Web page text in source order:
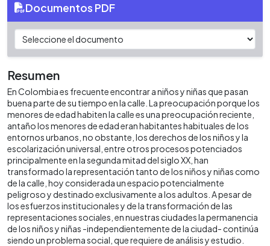
Documentos PDF
Resumen
En Colombia es frecuente encontrar a niños y niñas que pasan
buena parte de su tiempo en la calle. La preocupación porque los
menores de edad habiten la calle es una preocupación reciente,
antaño los menores de edad eran habitantes habituales de los
entornos urbanos, no obstante, los derechos de los niños y la
escolarización universal, entre otros procesos potenciados
principalmente en la segunda mitad del siglo XX, han
transformado la representación tanto de los niños y niñas como
de la calle, hoy considerada un espacio potencialmente
peligroso y destinado exclusivamente a los adultos. A pesar de
los esfuerzos institucionales y de la transformación de las
representaciones sociales, en nuestras ciudades la permanencia
de los niños y niñas -independientemente de la ciudad- continúa
siendo un problema social, que requiere de análisis y estudio.